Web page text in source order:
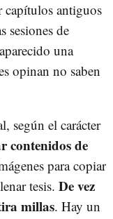
capítulos antiguos
sesiones de
una
opinan no saben
según el carácter
contenidos de
para copiar
tesis. De vez
millas. Hay un